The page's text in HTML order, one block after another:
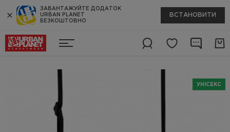
ЗАВАНТАЖУЙТЕ ДОДАТОК
URBAN PLANET
БЕЗКОШТОВНО
ВСТАНОВИТИ
УНІСЕКС